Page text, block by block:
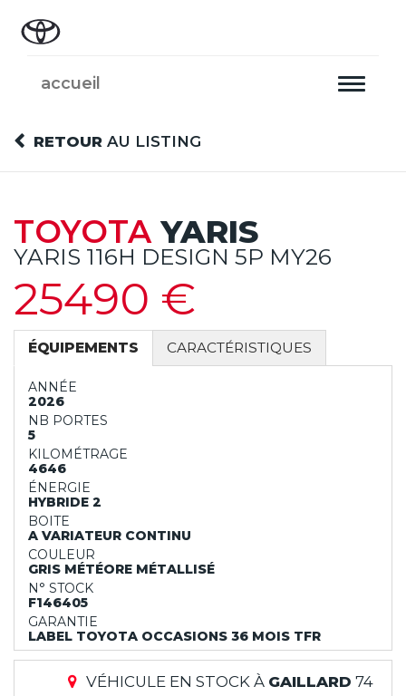
Toggle
accueil
RETOUR AU LISTING
TOYOTAYARIS
YARIS 116H DESIGN 5P MY26
25490 €
ÉQUIPEMENTS CARACTÉRISTIQUES
ANNÉE
2026
NB PORTES
5
KILOMÉTRAGE
4646
ÉNERGIE
HYBRIDE 2
BOITE
A VARIATEUR CONTINU
COULEUR
GRIS MÉTÉORE MÉTALLISÉ
N° STOCK
F146405
GARANTIE
LABEL TOYOTA OCCASIONS 36 MOIS TFR
VÉHICULE EN STOCK À GAILLARD 74